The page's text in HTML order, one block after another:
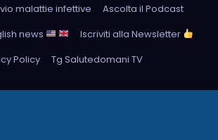
malattie infettive
Ascolta il Podcast
news
Iscriviti alla Newsletter
Policy
Tg Salutedomani TV